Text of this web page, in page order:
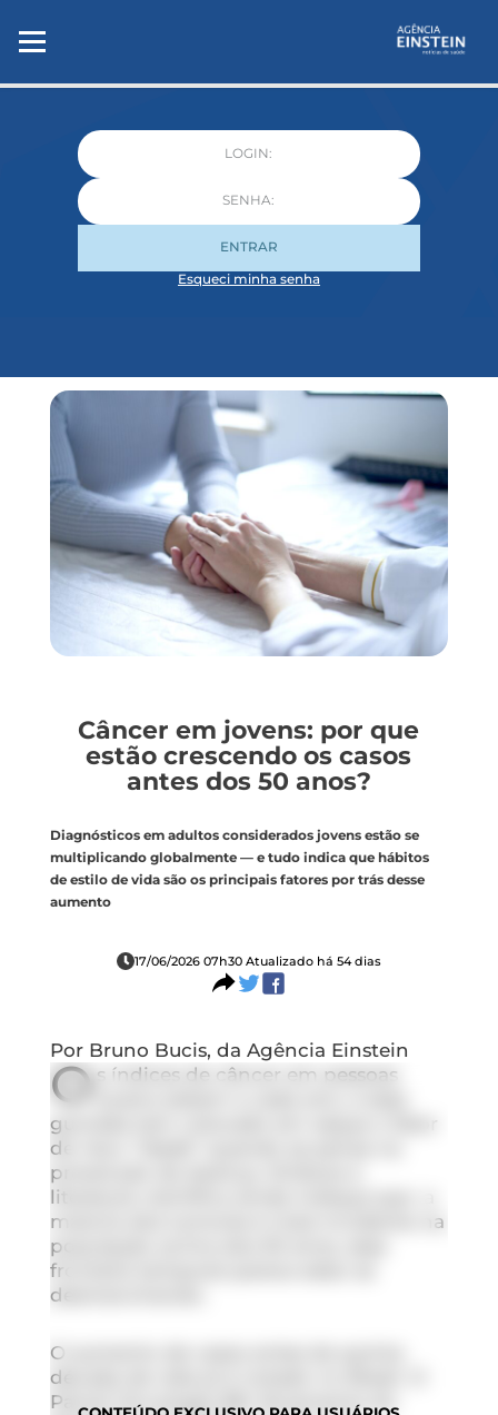
ENTRAR
Esqueci minha senha
Câncer em jovens: por que
estão crescendo os casos
antes dos 50 anos?
Diagnósticos em adultos considerados jovens estão se
multiplicando globalmente — e tudo indica que hábitos
de estilo de vida são os principais fatores por trás desse
aumento
17/06/2026 07h30 Atualizado há 54 dias
Por Bruno Bucis, da Agência Einstein
O s índices de câncer em pessoas
guinada tem colocado em xeque o fator
de risco “idade” quando se pensa na
prevenção da doença. Embora a
literatura científica ainda indique que a
maioria dos tumores é mais incidente na
população acima dos 50 anos, essa
fronteira temporal parece estar se
desmanchando.
O aumento de casos antes da quinta
década de vida já é notado no Brasil. O
Painel Oncologia BR, ferramenta do